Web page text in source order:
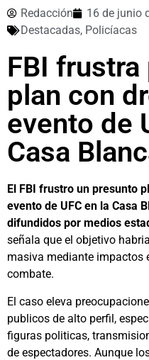
Redacción
16 de junio
Destacadas, Policíacas
FBI
plan con
evento de
Casa
El FBI frustro un presunto
evento de UFC en la Casa
difundidos por medios
señala que el objetivo
masiva mediante impactos
combate.
El caso eleva
publicos de alto perfil,
figuras politicas,
de espectadores. Aunque